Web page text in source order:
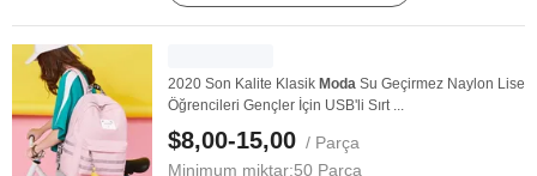
2020 Son Kalite Klasik Moda Su Geçirmez Naylon Lise
Öğrencileri Gençler İçin USB'li Sırt ...
$8,00-15,00 / Parça
Minimum miktar:50 Parça